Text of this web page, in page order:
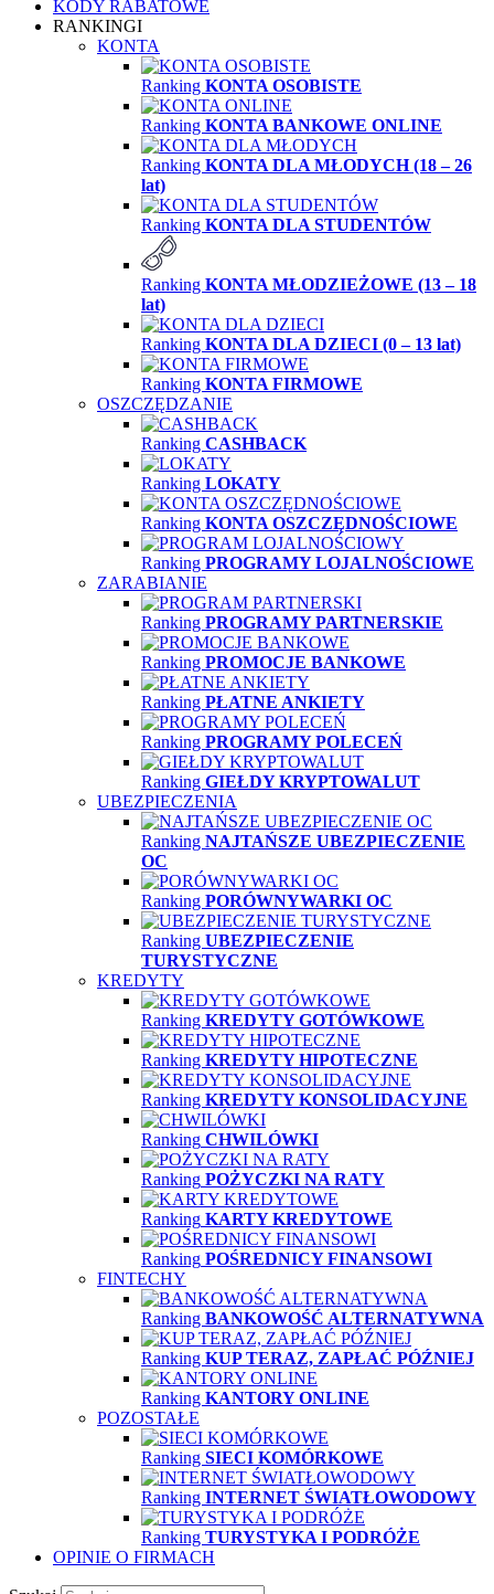
KODY RABATOWE
RANKINGI
KONTA
Ranking KONTA OSOBISTE
Ranking KONTA BANKOWE ONLINE
Ranking KONTA DLA MŁODYCH (18 – 26
lat)
Ranking KONTA DLA STUDENTÓW
Ranking KONTA MŁODZIEŻOWE (13 – 18
lat)
Ranking KONTA DLA DZIECI (0 – 13 lat)
Ranking KONTA FIRMOWE
OSZCZĘDZANIE
Ranking CASHBACK
Ranking LOKATY
Ranking KONTA OSZCZĘDNOŚCIOWE
Ranking PROGRAMY LOJALNOŚCIOWE
ZARABIANIE
Ranking PROGRAMY PARTNERSKIE
Ranking PROMOCJE BANKOWE
Ranking PŁATNE ANKIETY
Ranking PROGRAMY POLECEŃ
Ranking GIEŁDY KRYPTOWALUT
UBEZPIECZENIA
Ranking NAJTAŃSZE UBEZPIECZENIE
OC
Ranking PORÓWNYWARKI OC
Ranking UBEZPIECZENIE
TURYSTYCZNE
KREDYTY
Ranking KREDYTY GOTÓWKOWE
Ranking KREDYTY HIPOTECZNE
Ranking KREDYTY KONSOLIDACYJNE
Ranking CHWILÓWKI
Ranking POŻYCZKI NA RATY
Ranking KARTY KREDYTOWE
Ranking POŚREDNICY FINANSOWI
FINTECHY
Ranking BANKOWOŚĆ ALTERNATYWNA
Ranking KUP TERAZ, ZAPŁAĆ PÓŹNIEJ
Ranking KANTORY ONLINE
POZOSTAŁE
Ranking SIECI KOMÓRKOWE
Ranking INTERNET ŚWIATŁOWODOWY
Ranking TURYSTYKA I PODRÓŻE
OPINIE O FIRMACH